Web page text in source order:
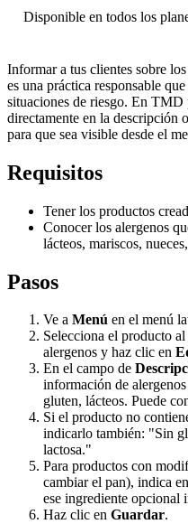
Disponible en todos los
Informar a tus clientes sobre
es una práctica responsable
situaciones de riesgo. En
directamente en la descripción
para que sea visible desde el
Requisitos
Tener los productos
Conocer los alergenos
lácteos, mariscos,
Pasos
Ve a Menú en el menú
Selecciona el producto
alergenos y haz clic en
En el campo de
información de
gluten, lácteos. Puede
Si el producto no
indicarlo también: "Sin
lactosa."
Para productos con
cambiar el pan), indica
ese ingrediente opcional
Haz clic en Guardar.